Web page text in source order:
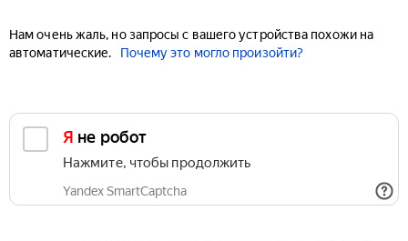
Нам очень жаль, но запросы с вашего устройства похожи на
автоматические.
Почему это могло произойти?
Я не робот
Нажмите, чтобы продолжить
Yandex SmartCaptcha